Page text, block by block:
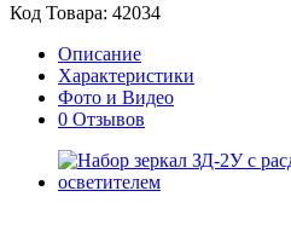
Код Товара: 42034
Описание
Характеристики
Фото и Видео
0 Отзывов